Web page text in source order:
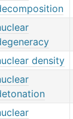
density